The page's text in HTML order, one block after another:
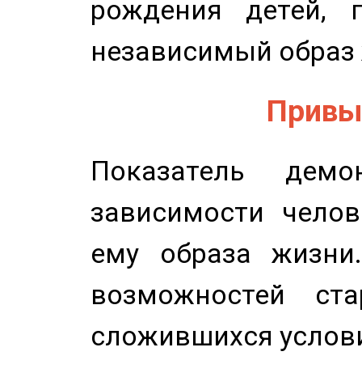
рождения детей,
независимый
Показатель
зависимости
ему образа
возможностей
сложившихся